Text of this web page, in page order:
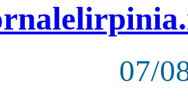
07/